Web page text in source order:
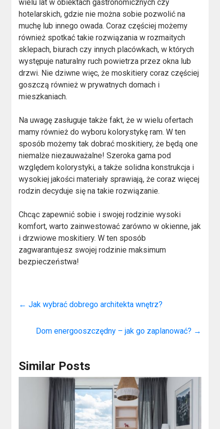
wielu lat w obiektach gastronomicznych czy
hotelarskich, gdzie nie można sobie pozwolić na
muchę lub innego owada. Coraz częściej możemy
również spotkać takie rozwiązania w rozmaitych
sklepach, biurach czy innych placówkach, w których
występuje naturalny ruch powietrza przez okna lub
drzwi. Nie dziwne więc, że moskitiery coraz częściej
goszczą również w prywatnych domach i
mieszkaniach.
Na uwagę zasługuje także fakt, że w wielu ofertach
mamy również do wyboru kolorystykę ram. W ten
sposób możemy tak dobrać moskitiery, że będą one
niemalże niezauważalne! Szeroka gama pod
względem kolorystyki, a także solidna konstrukcja i
wysokiej jakości materiały sprawiają, że coraz więcej
rodzin decyduje się na takie rozwiązanie.
Chcąc zapewnić sobie i swojej rodzinie wysoki
komfort, warto zainwestować zarówno w okienne, jak
i drzwiowe moskitiery. W ten sposób
zagwarantujesz swojej rodzinie maksimum
bezpieczeństwa!
← Jak wybrać dobrego architekta wnętrz?
Dom energooszczędny – jak go zaplanować? →
Similar Posts